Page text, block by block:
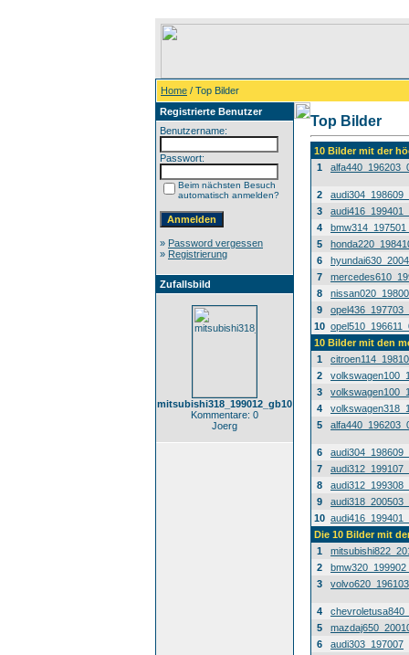
Home / Top Bilder
Registrierte Benutzer
Benutzername:
Passwort:
Beim nächsten Besuch
automatisch anmelden?
» Password vergessen
» Registrierung
Zufallsbild
mitsubishi318_199012_gb10
Kommentare: 0
Joerg
Top Bilder
10 Bilder mit der
1
2
3
4
5
6
7
8
9
10
10 Bilder mit den
1
2
3
4
5
6
7
8
9
10
Die 10 Bilder mit
1
2
3
4
5
6
audi303_197007